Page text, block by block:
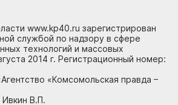
www.kp40.ru зарегистрирован
службой по надзору в сфере
технологий и массовых
2014 г. Регистрационный номер:
«Комсомольская правда –
В.П.